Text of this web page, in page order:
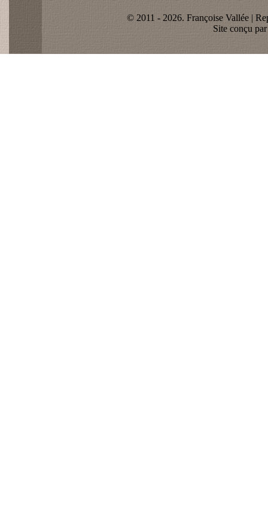
© 2011 - 2026. Françoise Vallée |
Site conçu